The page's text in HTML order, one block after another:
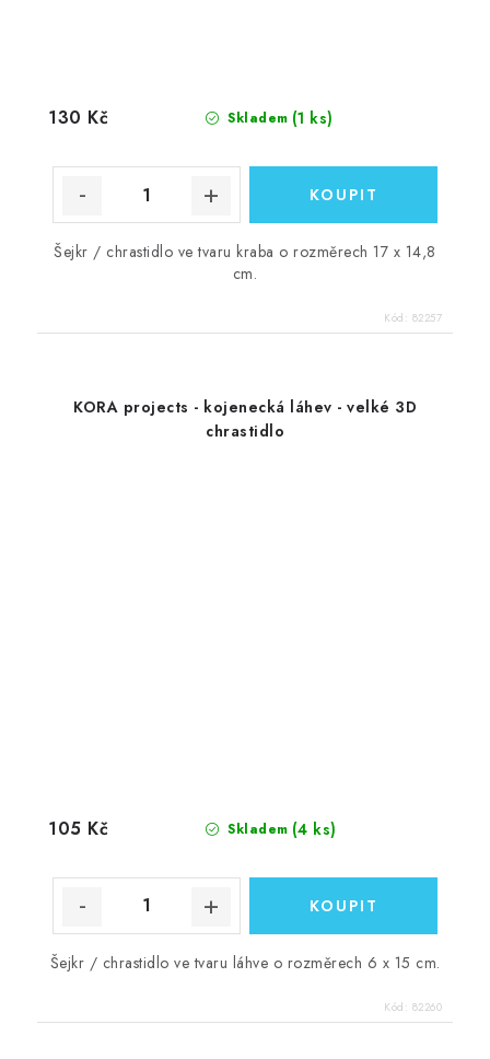
Skladem (1 ks)
130 Kč
Šejkr / chrastidlo ve tvaru kraba o rozměrech 17 x 14,8
cm.
Kód: 82257
KORA projects - kojenecká láhev - velké 3D
chrastidlo
Skladem (4 ks)
105 Kč
Šejkr / chrastidlo ve tvaru láhve o rozměrech 6 x 15 cm.
Kód: 82260